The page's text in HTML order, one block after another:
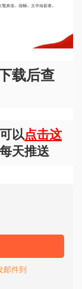
载后查
以点击这
天推送
邮件到